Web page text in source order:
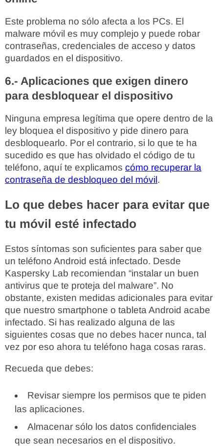
Este problema no sólo afecta a los PCs. El
malware móvil es muy complejo y puede robar
contraseñas, credenciales de acceso y datos
guardados en el dispositivo.
6.- Aplicaciones que exigen dinero
para desbloquear el dispositivo
Ninguna empresa legítima que opere dentro de la
ley bloquea el dispositivo y pide dinero para
desbloquearlo. Por el contrario, si lo que te ha
sucedido es que has olvidado el código de tu
teléfono, aquí te explicamos cómo recuperar la
contraseña de desbloqueo del móvil.
Lo que debes hacer para evitar que
tu móvil esté infectado
Estos síntomas son suficientes para saber que
un teléfono Android está infectado. Desde
Kaspersky Lab recomiendan “instalar un buen
antivirus que te proteja del malware”. No
obstante, existen medidas adicionales para evitar
que nuestro smartphone o tableta Android acabe
infectado. Si has realizado alguna de las
siguientes cosas que no debes hacer nunca, tal
vez por eso ahora tu teléfono haga cosas raras.
Recueda que debes:
Revisar siempre los permisos que te piden
las aplicaciones.
Almacenar sólo los datos confidenciales
que sean necesarios en el dispositivo.